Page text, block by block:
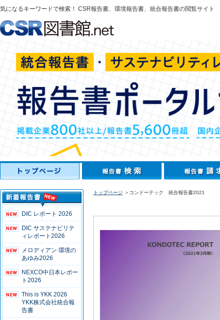
気になるキーワードで検索！ CSR報告書、環境報告書、統合報告書の閲覧サイト
DIC レポート 2026
DIC サステナビリテ
ィレポート2026
メロディアン 環境の
あゆみ2026
NEXCO中日本レポー
ト2026
This is YKK 2026
YKK株式会社統合報
告書
トップページ ＞コンドーテック 統合報告書2021